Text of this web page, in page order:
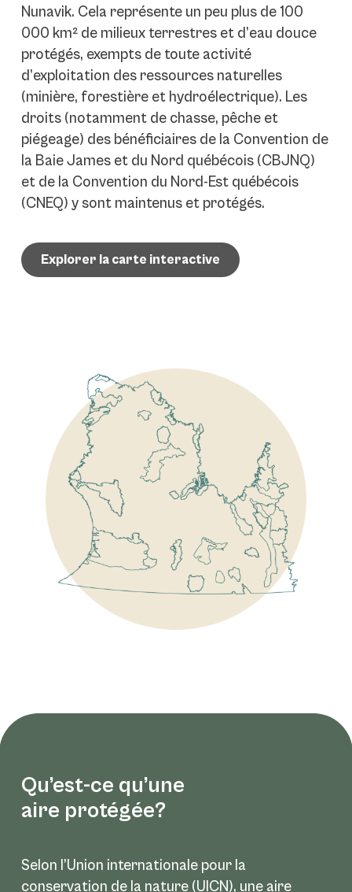
Nunavik. Cela représente un peu plus de 100
000 km² de milieux terrestres et d’eau douce
protégés, exempts de toute activité
d’exploitation des ressources naturelles
(minière, forestière et hydroélectrique). Les
droits (notamment de chasse, pêche et
piégeage) des bénéficiaires de la Convention de
la Baie James et du Nord québécois (CBJNQ)
et de la Convention du Nord-Est québécois
(CNEQ) y sont maintenus et protégés.
Explorer la carte interactive
Qu’est-ce qu’une
aire protégée?
Selon l’Union internationale pour la
conservation de la nature (UICN), une aire